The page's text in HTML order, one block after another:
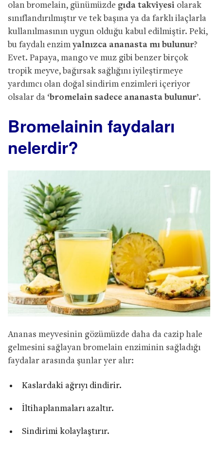
olan bromelain, günümüzde gıda takviyesi olarak
sınıflandırılmıştır ve tek başına ya da farklı ilaçlarla
kullanılmasının uygun olduğu kabul edilmiştir. Peki,
bu faydalı enzim yalnızca ananasta mı bulunur?
Evet. Papaya, mango ve muz gibi benzer birçok
tropik meyve, bağırsak sağlığını iyileştirmeye
yardımcı olan doğal sindirim enzimleri içeriyor
olsalar da ‘bromelain sadece ananasta bulunur’.
Bromelainin faydaları
nelerdir?
Ananas meyvesinin gözümüzde daha da cazip hale
gelmesini sağlayan bromelain enziminin sağladığı
faydalar arasında şunlar yer alır:
Kaslardaki ağrıyı dindirir.
İltihaplanmaları azaltır.
Sindirimi kolaylaştırır.